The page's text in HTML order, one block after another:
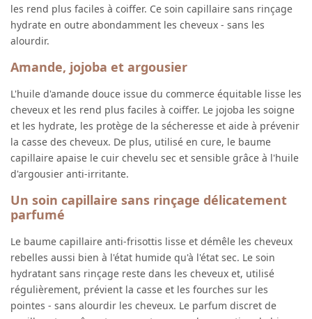
les rend plus faciles à coiffer. Ce soin capillaire sans rinçage
hydrate en outre abondamment les cheveux - sans les
alourdir.
Amande, jojoba et argousier
L'huile d'amande douce issue du commerce équitable lisse les
cheveux et les rend plus faciles à coiffer. Le jojoba les soigne
et les hydrate, les protège de la sécheresse et aide à prévenir
la casse des cheveux. De plus, utilisé en cure, le baume
capillaire apaise le cuir chevelu sec et sensible grâce à l'huile
d'argousier anti-irritante.
Un soin capillaire sans rinçage délicatement
parfumé
Le baume capillaire anti-frisottis lisse et démêle les cheveux
rebelles aussi bien à l'état humide qu'à l'état sec. Le soin
hydratant sans rinçage reste dans les cheveux et, utilisé
régulièrement, prévient la casse et les fourches sur les
pointes - sans alourdir les cheveux. Le parfum discret de